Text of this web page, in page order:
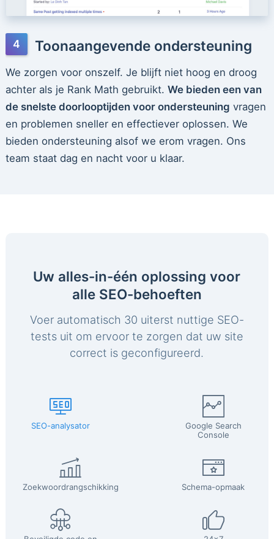
Toonaangevende ondersteuning
We zorgen voor onszelf. Je blijft niet hoog en droog
achter als je Rank Math gebruikt. We bieden een van
de snelste doorlooptijden voor ondersteuning vragen
en problemen sneller en effectiever oplossen. We
bieden ondersteuning alsof we erom vragen. Ons
team staat dag en nacht voor u klaar.
Uw alles-in-één oplossing voor
alle SEO-behoeften
Voer automatisch 30 uiterst nuttige SEO-
tests uit om ervoor te zorgen dat uw site
correct is geconfigureerd.
SEO-analysator
Google Search
Console
Zoekwoordrangschikking Schema-opmaak